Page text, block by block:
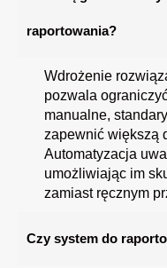
raportowania?
Wdrożenie
pozwala
manualne,
zapewnić większą
Automatyzacja
umożliwiając im
zamiast ręcznym
Czy system do